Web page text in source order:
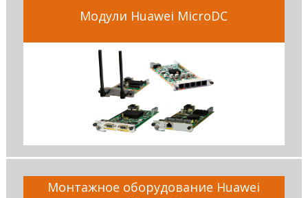
Модули Huawei MicroDC
Монтажное оборудование Huawei